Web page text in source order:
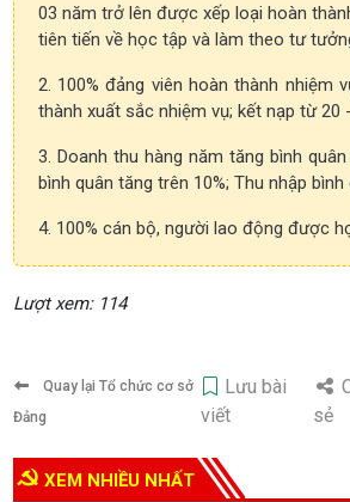
03 năm trở lên được xếp loại hoàn
tiên tiến về học tập và làm theo tư
2. 100% đảng viên hoàn thành nhiệm
thành xuất sắc nhiệm vụ; kết nạp từ 20
3. Doanh thu hàng năm tăng bình
bình quân tăng trên 10%; Thu nhập
4. 100% cán bộ, người lao động được
Lượt xem: 114
Quay lại Tổ chức cơ sở
Đảng
Lưu bài
viết
sẻ
XEM NHIỀU NHẤT